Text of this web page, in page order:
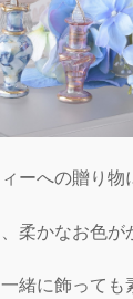
ーへの贈り物
柔かなお色が
緒に飾っても